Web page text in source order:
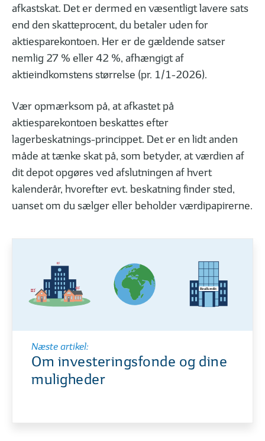
afkastskat. Det er dermed en væsentligt lavere sats
end den skatteprocent, du betaler uden for
aktiesparekontoen. Her er de gældende satser
nemlig 27 % eller 42 %, afhængigt af
aktieindkomstens størrelse (pr. 1/1-2026).
Vær opmærksom på, at afkastet på
aktiesparekontoen beskattes efter
lagerbeskatnings-princippet. Det er en lidt anden
måde at tænke skat på, som betyder, at værdien af
dit depot opgøres ved afslutningen af hvert
kalenderår, hvorefter evt. beskatning finder sted,
uanset om du sælger eller beholder værdipapirerne.
Næste artikel:
Om investeringsfonde og dine
muligheder